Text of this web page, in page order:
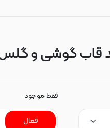
قاب گوشی و
فقط موجود
فعال